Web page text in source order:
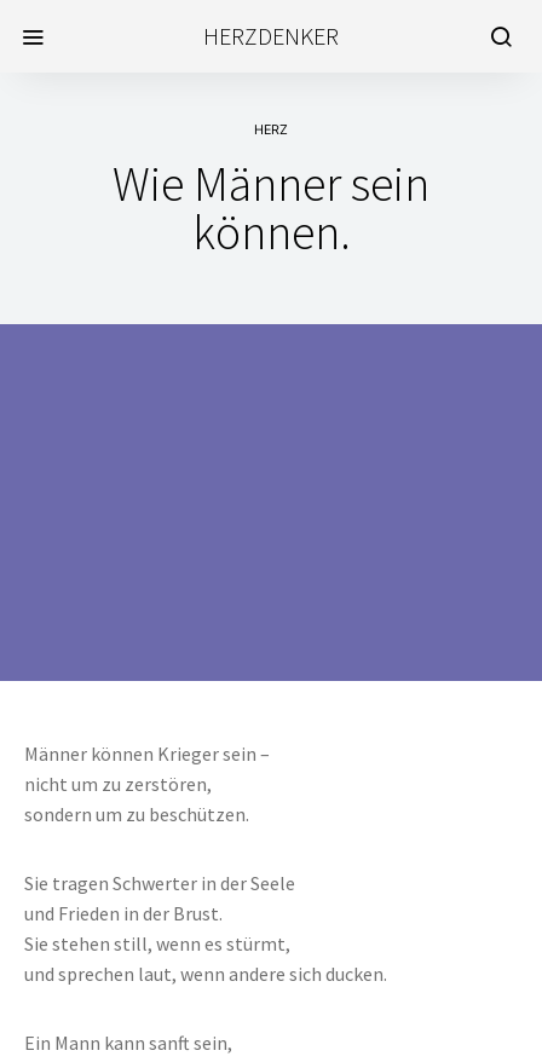
HERZDENKER
HERZ
Wie Männer sein
können.
Männer können Krieger sein –
nicht um zu zerstören,
sondern um zu beschützen.
Sie tragen Schwerter in der Seele
und Frieden in der Brust.
Sie stehen still, wenn es stürmt,
und sprechen laut, wenn andere sich ducken.
Ein Mann kann sanft sein,